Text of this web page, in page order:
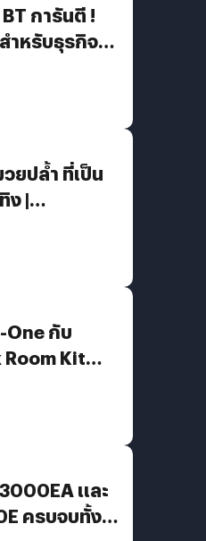
การันตี !
ำหรับธุรกิจ
ยปล้ำ ที่เป็น
ง |
One กับ
Kit
และ
ครบจบทั้ง